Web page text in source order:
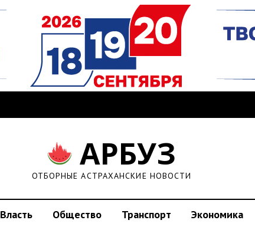
АРБУЗ
ОТБОРНЫЕ АСТРАХАНСКИЕ НОВОСТИ
Власть Общество Транспорт Экономика